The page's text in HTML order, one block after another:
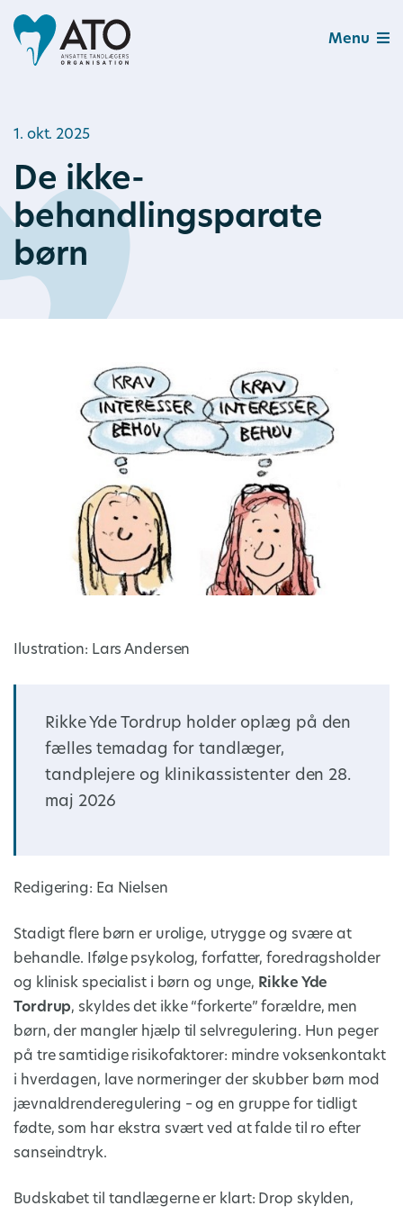
Menu
1. okt. 2025
De ikke-
behandlingsparate
børn
Ilustration: Lars Andersen
Rikke Yde Tordrup holder oplæg på den
fælles temadag for tandlæger,
tandplejere og klinikassistenter den 28.
maj 2026
Redigering: Ea Nielsen
Stadigt flere børn er urolige, utrygge og svære at
behandle. Ifølge psykolog, forfatter, foredragsholder
og klinisk specialist i børn og unge, Rikke Yde
Tordrup, skyldes det ikke “forkerte” forældre, men
børn, der mangler hjælp til selvregulering. Hun peger
på tre samtidige risikofaktorer: mindre voksenkontakt
i hverdagen, lave normeringer der skubber børn mod
jævnaldrenderegulering – og en gruppe for tidligt
fødte, som har ekstra svært ved at falde til ro efter
sanseindtryk.
Budskabet til tandlægerne er klart: Drop skylden,